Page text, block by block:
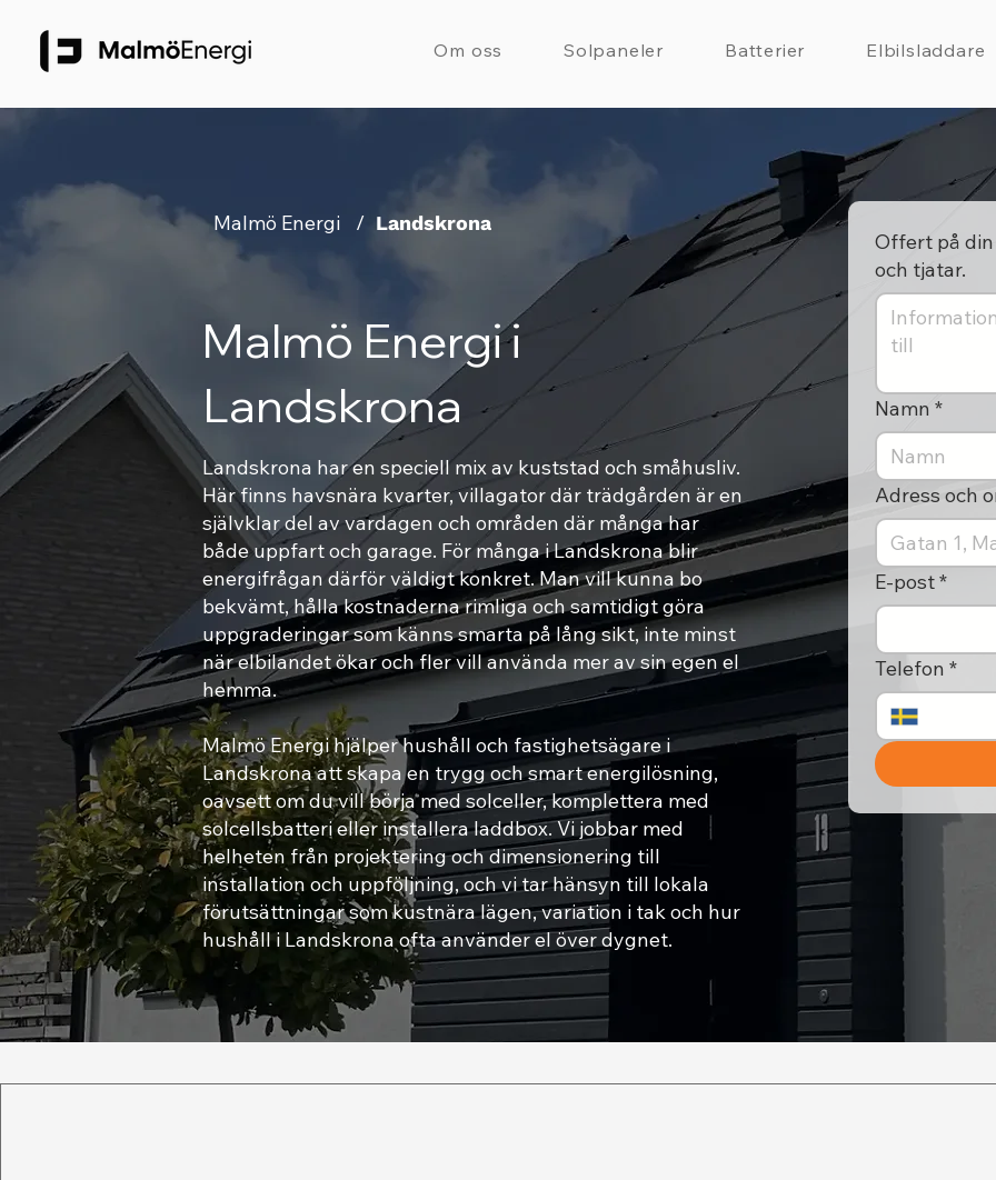
Om oss Solpaneler Batterier Elbilsladdare
Malmö Energi / Landskrona
Malmö Energi i
Landskrona
Landskrona har en speciell mix av kuststad och småhusliv.
Här finns havsnära kvarter, villagator där trädgården är en
självklar del av vardagen och områden där många har
både uppfart och garage. För många i Landskrona blir
energifrågan därför väldigt konkret. Man vill kunna bo
bekvämt, hålla kostnaderna rimliga och samtidigt göra
uppgraderingar som känns smarta på lång sikt, inte minst
när elbilandet ökar och fler vill använda mer av sin egen el
hemma.
Malmö Energi hjälper hushåll och fastighetsägare i
Landskrona att skapa en trygg och smart energilösning,
oavsett om du vill börja med solceller, komplettera med
solcellsbatteri eller installera laddbox. Vi jobbar med
helheten från projektering och dimensionering till
installation och uppföljning, och vi tar hänsyn till lokala
förutsättningar som kustnära lägen, variation i tak och hur
hushåll i Landskrona ofta använder el över dygnet.
Offert på
och tjatar.
Namn *
Adress och
E-post*
Telefon *